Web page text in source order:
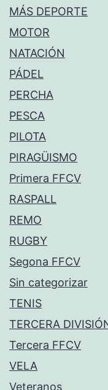
MÁS DEPORTE
MOTOR
NATACIÓN
PÁDEL
PERCHA
PESCA
PILOTA
PIRAGÜISMO
Primera FFCV
RASPALL
REMO
RUGBY
Segona FFCV
Sin categorizar
TENIS
TERCERA
Tercera FFCV
VELA
Veteranos